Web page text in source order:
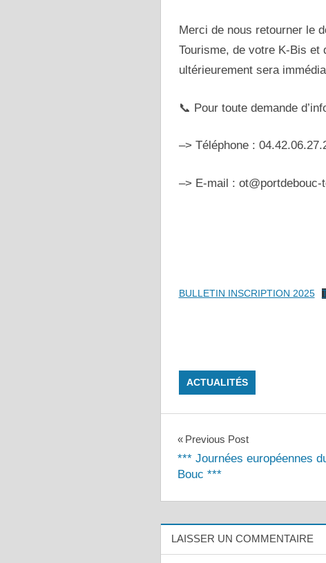
Merci de nous retourner le
Tourisme, de votre K-Bis et
ultérieurement sera
📞 Pour toute demande
–> Téléphone :
–> E-mail : ot@portdebouc-
BULLETIN INSCRIPTION 2025
ACTUALITÉS
Navigation
de
l’article
Previous Post
*** Journées européennes
Bouc ***
LAISSER UN COMMENTAIRE